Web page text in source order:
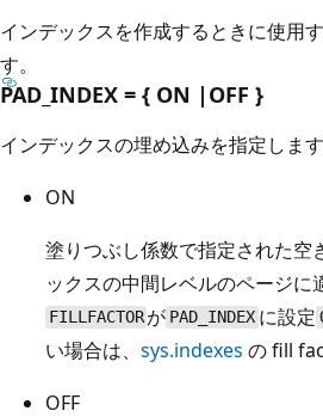
インデックスを作成するときに使用
す。
PAD_INDEX = { ON |OFF }
インデックスの埋め込みを指定しま
ON
塗りつぶし係数で指定された空
ックスの中間レベルのページに
FILLFACTOR が PAD_INDEX に設定
い場合は、 sys.indexes の fill
OFF